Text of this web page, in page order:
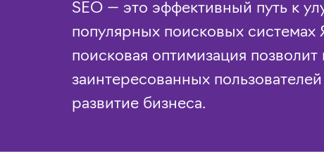
SEO — это эффективный путь к
популярных поисковых системах
поисковая оптимизация
заинтересованных
развитие бизнеса.